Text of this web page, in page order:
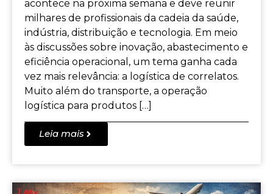
acontece na próxima semana e deve reunir
milhares de profissionais da cadeia da saúde,
indústria, distribuição e tecnologia. Em meio
às discussões sobre inovação, abastecimento e
eficiência operacional, um tema ganha cada
vez mais relevância: a logística de correlatos.
Muito além do transporte, a operação
logística para produtos […]
Leia mais